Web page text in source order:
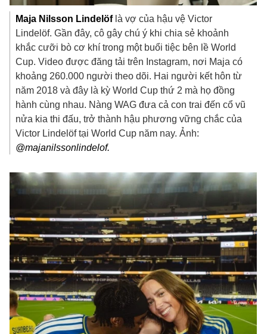
Maja Nilsson Lindelöf là vợ của hậu vệ Victor
Lindelöf. Gần đây, cô gây chú ý khi chia sẻ khoảnh
khắc cưỡi bò cơ khí trong một buổi tiệc bên lề World
Cup. Video được đăng tải trên Instagram, nơi Maja có
khoảng 260.000 người theo dõi. Hai người kết hôn từ
năm 2018 và đây là kỳ World Cup thứ 2 mà họ đồng
hành cùng nhau. Nàng WAG đưa cả con trai đến cổ vũ
nửa kia thi đấu, trở thành hậu phương vững chắc của
Victor Lindelöf tại World Cup năm nay. Ảnh:
@majanilssonlindelof.